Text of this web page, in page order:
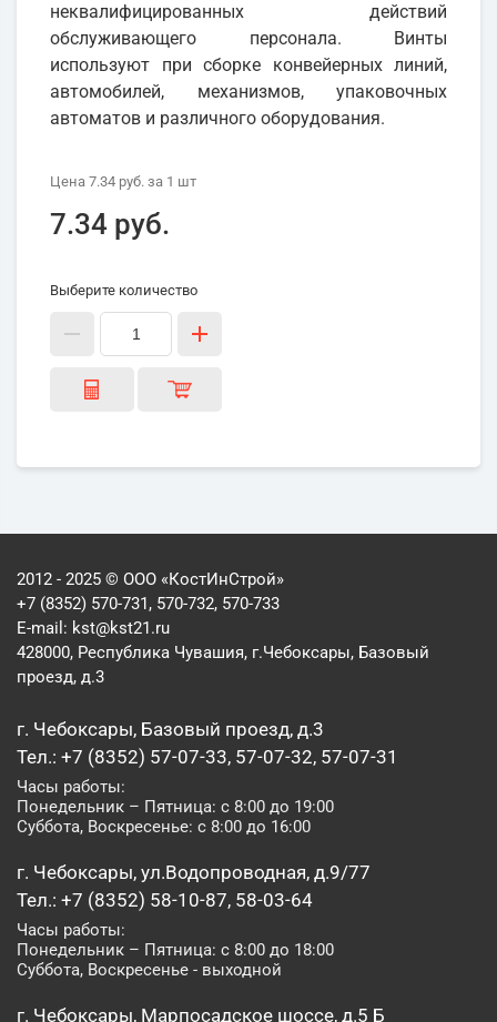
неквалифицированных действий
обслуживающего персонала. Винты
используют при сборке конвейерных линий,
автомобилей, механизмов, упаковочных
автоматов и различного оборудования.
Цена 7.34 руб. за 1 шт
7.34 руб.
Выберите количество
2012 - 2025 © ООО «КостИнСтрой»
+7 (8352) 570-731, 570-732, 570-733
E-mail: kst@kst21.ru
428000, Республика Чувашия, г.Чебоксары, Базовый
проезд, д.3
г. Чебоксары, Базовый проезд, д.3
Тел.: +7 (8352) 57-07-33, 57-07-32, 57-07-31
Часы работы:
Понедельник – Пятница: с 8:00 до 19:00
Суббота, Воскресенье: с 8:00 до 16:00
г. Чебоксары, ул.Водопроводная, д.9/77
Тел.: +7 (8352) 58-10-87, 58-03-64
Часы работы:
Понедельник – Пятница: с 8:00 до 18:00
Суббота, Воскресенье - выходной
г. Чебоксары, Марпосадское шоссе, д.5 Б